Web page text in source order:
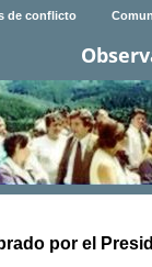
de conflicto
por el